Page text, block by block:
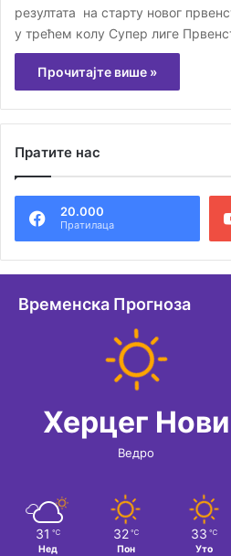
резултата на старту новог
у трећем колу Супер лиге
Прочитајте више »
Пратите нас
20.000
Пратилаца
Временска Прогноза
Херцег Нови
Ведро
31 ℃
Нед
32 ℃
Пон
33 ℃
Уто